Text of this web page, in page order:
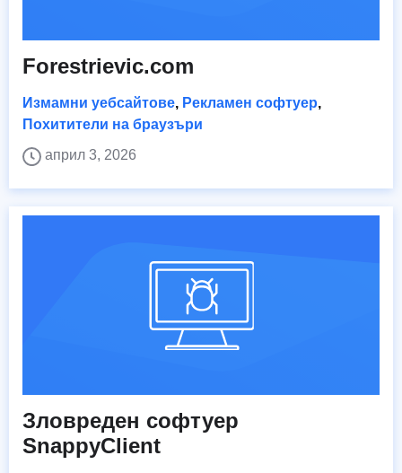
Forestrievic.com
Измамни уебсайтове, Рекламен софтуер,
Похитители на браузъри
април 3, 2026
Зловреден софтуер
SnappyClient